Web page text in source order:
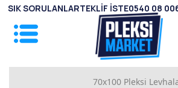
70x100 Pleksi
SIK SORULANLARTEKLİF İSTE0540 08